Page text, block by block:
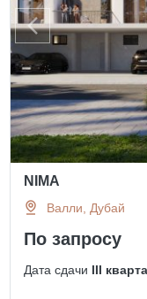
NIMA
Валли, Дубай
По запросу
Дата сдачи III